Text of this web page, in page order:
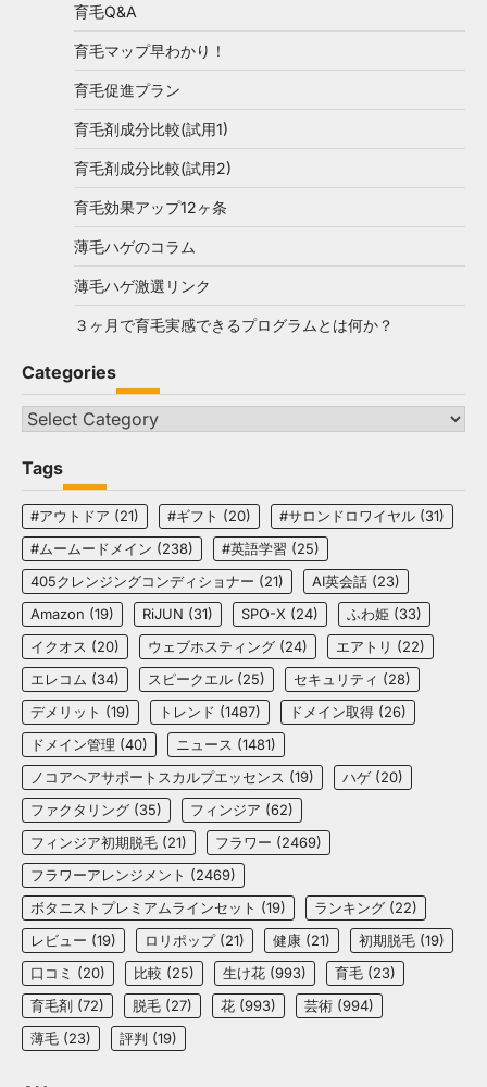
育毛Q&A
育毛マップ早わかり！
育毛促進プラン
育毛剤成分比較(試用1)
育毛剤成分比較(試用2)
育毛効果アップ12ヶ条
薄毛ハゲのコラム
薄毛ハゲ激選リンク
３ヶ月で育毛実感できるプログラムとは何か？
Categories
Categories
Tags
#アウトドア (21) #ギフト (20) #サロンドロワイヤル (31)
#ムームードメイン (238) #英語学習 (25)
405クレンジングコンディショナー (21) AI英会話 (23)
Amazon (19) RiJUN (31) SPO-X (24) ふわ姫 (33)
イクオス (20) ウェブホスティング (24) エアトリ (22)
エレコム (34) スピークエル (25) セキュリティ (28)
デメリット (19) トレンド (1487) ドメイン取得 (26)
ドメイン管理 (40) ニュース (1481)
ノコアヘアサポートスカルプエッセンス (19) ハゲ (20)
ファクタリング (35) フィンジア (62)
フィンジア初期脱毛 (21) フラワー (2469)
フラワーアレンジメント (2469)
ボタニストプレミアムラインセット (19) ランキング (22)
レビュー (19) ロリポップ(21) 健康 (21) 初期脱毛 (19)
口コミ (20) 比較 (25) 生け花 (993) 育毛 (23)
育毛剤 (72) 脱毛 (27) 花 (993) 芸術 (994)
薄毛 (23) 評判 (19)